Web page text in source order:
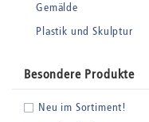
Gemälde
Plastik und Skulptur
Besondere Produkte
Neu im Sortiment!